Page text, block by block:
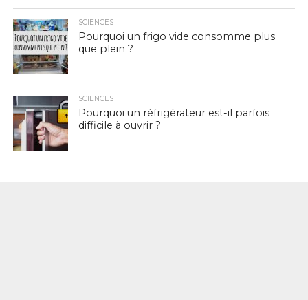
SCIENCES
Pourquoi un frigo vide consomme plus
que plein ?
SCIENCES
Pourquoi un réfrigérateur est-il parfois
difficile à ouvrir ?